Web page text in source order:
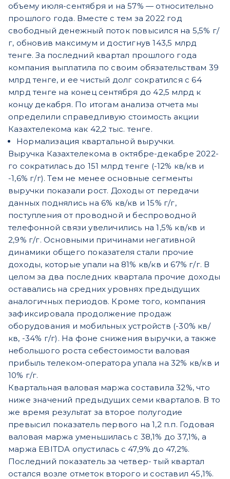
объему июля-сентября и на 57% — относительно
прошлого года. Вместе с тем за 2022 год
свободный денежный поток повысился на 5,5% г/
г, обновив максимум и достигнув 143,5 млрд
тенге. За последний квартал прошлого года
компания выплатила по своим обязательствам 39
млрд тенге, и ее чистый долг сократился с 64
млрд тенге на конец сентября до 42,5 млрд к
концу декабря. По итогам анализа отчета мы
определили справедливую стоимость акции
Казахтелекома как 42,2 тыс. тенге.
Нормализация квартальной выручки.
Выручка Казахтелекома в октябре-декабре 2022-
го сократилась до 151 млрд тенге (-12% кв/кв и
-1,6% г/г). Тем не менее основные сегменты
выручки показали рост. Доходы от передачи
данных поднялись на 6% кв/кв и 15% г/г,
поступления от проводной и беспроводной
телефонной связи увеличились на 1,5% кв/кв и
2,9% г/г. Основными причинами негативной
динамики общего показателя стали прочие
доходы, которые упали на 81% кв/кв и 67% г/г. В
целом за два последних квартала прочие доходы
оставались на средних уровнях предыдущих
аналогичных периодов. Кроме того, компания
зафиксировала продолжение продаж
оборудования и мобильных устройств (-30% кв/
кв, -34% г/г). На фоне снижения выручки, а также
небольшого роста себестоимости валовая
прибыль телеком-оператора упала на 32% кв/кв и
10% г/г.
Квартальная валовая маржа составила 32%, что
ниже значений предыдущих семи кварталов. В то
же время результат за второе полугодие
превысил показатель первого на 1,2 п.п. Годовая
валовая маржа уменьшилась с 38,1% до 37,1%, а
маржа EBITDA опустилась с 47,9% до 47,2%.
Последний показатель за четвер- тый квартал
остался возле отметок второго и составил 45,1%.